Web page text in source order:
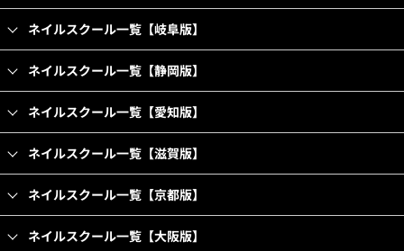
ネイルスクール一覧【岐阜版】
ネイルスクール一覧【静岡版】
ネイルスクール一覧【愛知版】
ネイルスクール一覧【滋賀版】
ネイルスクール一覧【京都版】
ネイルスクール一覧【大阪版】